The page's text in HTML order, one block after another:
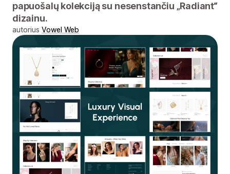
papuošalų kolekciją su nesenstančiu „Radiant“
dizainu.
autorius Vowel Web